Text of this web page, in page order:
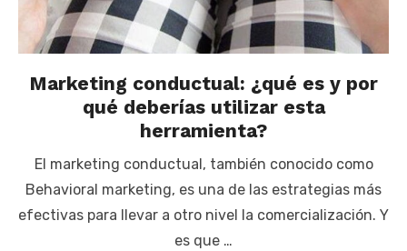
Marketing conductual: ¿qué es y por
qué deberías utilizar esta
herramienta?
El marketing conductual, también conocido como
Behavioral marketing, es una de las estrategias más
efectivas para llevar a otro nivel la comercialización. Y
es que …